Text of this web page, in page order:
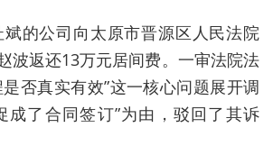
的公司向太原市晋源区人民法院
波返还13万元居间费。一审法院法
否真实有效”这一核心问题展开调
成了合同签订”为由，驳回了其诉